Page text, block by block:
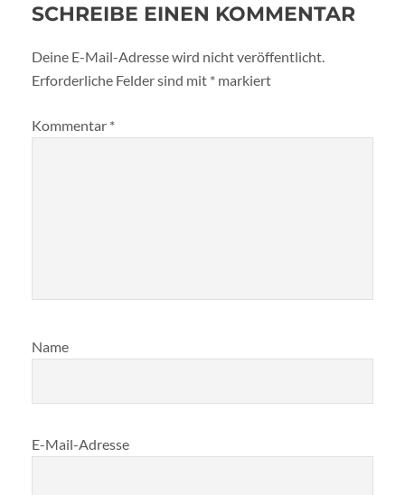
SCHREIBE EINEN KOMMENTAR
Deine E-Mail-Adresse wird nicht veröffentlicht.
Erforderliche Felder sind mit * markiert
Kommentar *
Name
E-Mail-Adresse